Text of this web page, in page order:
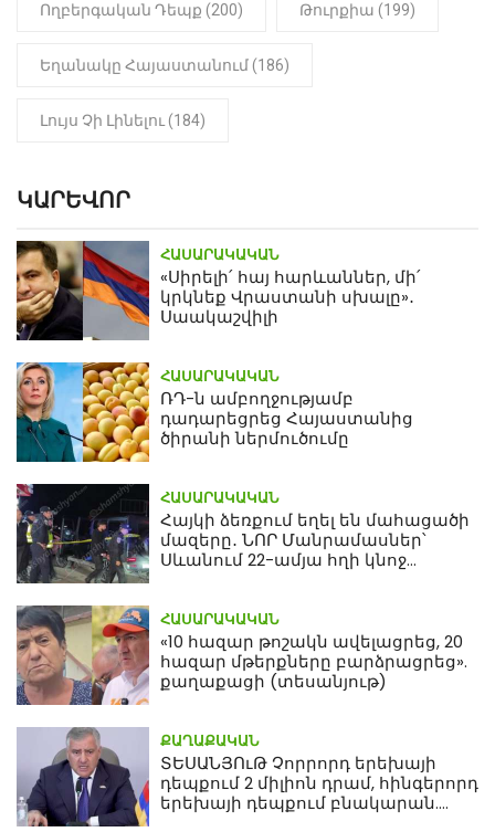
Ողբերգական Դեպք (200) Թուրքիա (199)
Եղանակը Հայաստանում (186)
Լույս Չի Լինելու (184)
ԿԱՐԵՎՈՐ
ՀԱՍԱՐԱԿԱԿԱՆ
«Սիրելի՛ հայ հարևաններ, մի՛
կրկնեք Վրաստանի սխալը»․
Սաակաշվիլի
ՀԱՍԱՐԱԿԱԿԱՆ
ՌԴ-ն ամբողջությամբ
դադարեցրեց Հայաստանից
ծիրանի ներմուծումը
ՀԱՍԱՐԱԿԱԿԱՆ
Հայկի ձեռքում եղել են մահացածի
մազերը․ ՆՈՐ Մանրամասներ՝
Սևանում 22-ամյա հղի կնոջ
ՀԱՍԱՐԱԿԱԿԱՆ
«10 հազար թոշակն ավելացրեց, 20
հազար մթերքները բարձրացրեց».
քաղաքացի (տեսանյութ)
ՔԱՂԱՔԱԿԱՆ
ՏԵՍԱՆՅՈւԹ Չորրորդ երեխայի
դեպքում 2 միլիոն դրամ, հինգերորդ
երեխայի դեպքում բնակարան.